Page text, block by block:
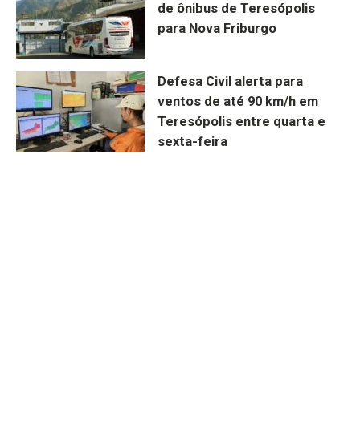
de ônibus de Teresópolis
para Nova Friburgo
Defesa Civil alerta para
ventos de até 90 km/h em
Teresópolis entre quarta e
sexta-feira